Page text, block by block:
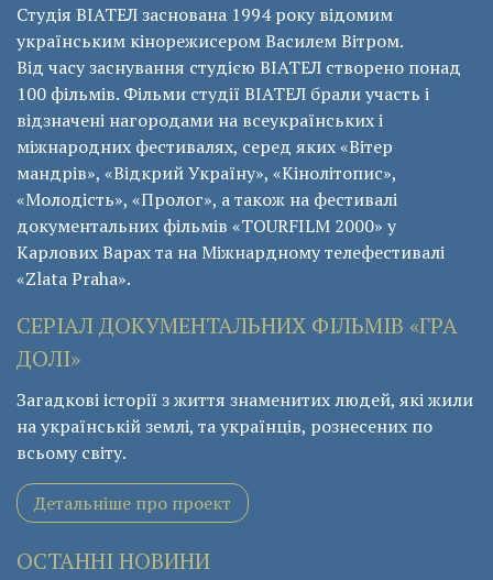
Студія ВІАТЕЛ заснована 1994 року відомим
українським кінорежисером Василем Вітром.
Від часу заснування студією ВІАТЕЛ створено понад
100 фільмів. Фільми студії ВІАТЕЛ брали участь і
відзначені нагородами на всеукраїнських і
міжнародних фестивалях, серед яких «Вітер
мандрів», «Відкрий Україну», «Кінолітопис»,
«Молодість», «Пролог», а також на фестивалі
документальних фільмів «ТОURFILM 2000» у
Карлових Варах та на Міжнардному телефестивалі
«Zlata Praha».
СЕРІАЛ ДОКУМЕНТАЛЬНИХ ФІЛЬМІВ «ГРА
ДОЛІ»
Загадкові історії з життя знаменитих людей, які жили
на українській землі, та українців, рознесених по
всьому світу.
Детальніше про проект
ОСТАННІ НОВИНИ